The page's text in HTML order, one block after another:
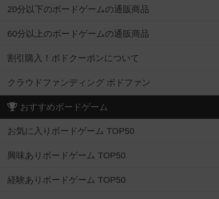
20分以下のボードゲームの通販商品
60分以上のボードゲームの通販商品
割引購入！ボドクーポンについて
クラウドファンディング ボドファン
おすすめボードゲーム
お気に入りボードゲーム TOP50
興味ありボードゲーム TOP50
経験ありボードゲーム TOP50